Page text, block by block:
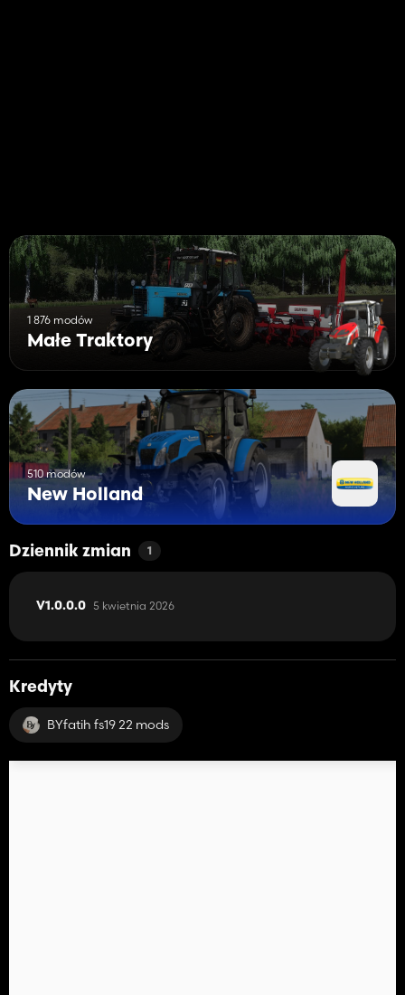
1 876 modów
Małe Traktory
510 modów
New Holland
Dziennik zmian 1
V1.0.0.0 5 kwietnia 2026
Kredyty
BYfatih fs19 22 mods